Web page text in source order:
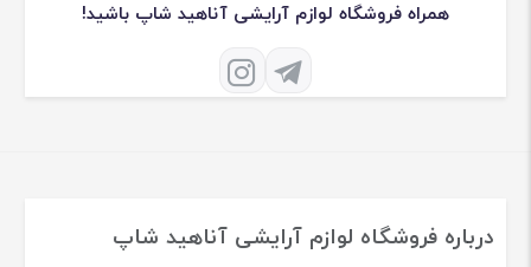
همراه فروشگاه لوازم آرایشی آناهید شاپ باشید!
درباره فروشگاه لوازم آرایشی آناهید شاپ